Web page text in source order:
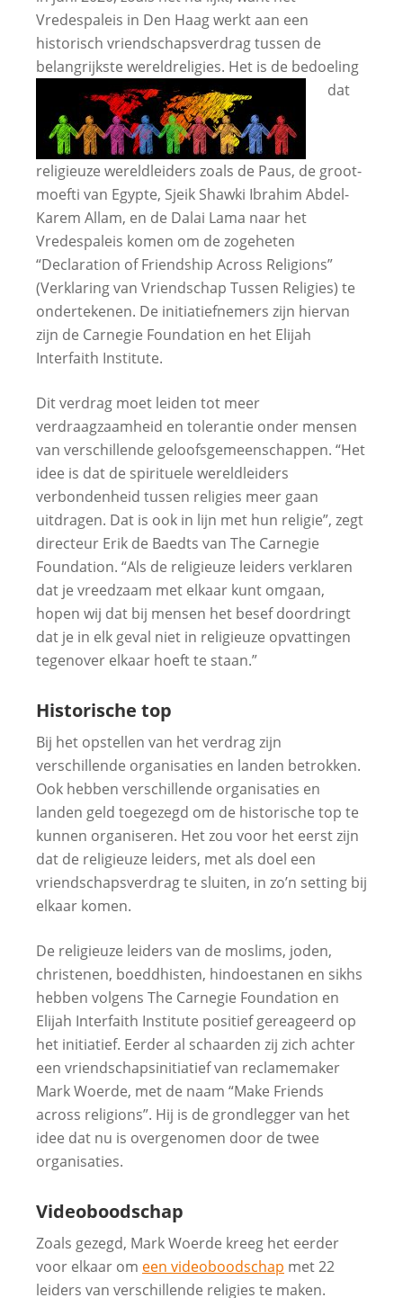
Vredespaleis in Den Haag werkt aan een
historisch vriendschapsverdrag tussen de
belangrijkste wereldreligies. Het is de bedoeling
dat
religieuze wereldleiders zoals de Paus, de groot-
moefti van Egypte, Sjeik Shawki Ibrahim Abdel-
Karem Allam, en de Dalai Lama naar het
Vredespaleis komen om de zogeheten
“Declaration of Friendship Across Religions”
(Verklaring van Vriendschap Tussen Religies) te
ondertekenen. De initiatiefnemers zijn hiervan
zijn de Carnegie Foundation en het Elijah
Interfaith Institute.
Dit verdrag moet leiden tot meer
verdraagzaamheid en tolerantie onder mensen
van verschillende geloofsgemeenschappen. “Het
idee is dat de spirituele wereldleiders
verbondenheid tussen religies meer gaan
uitdragen. Dat is ook in lijn met hun religie”, zegt
directeur Erik de Baedts van The Carnegie
Foundation. “Als de religieuze leiders verklaren
dat je vreedzaam met elkaar kunt omgaan,
hopen wij dat bij mensen het besef doordringt
dat je in elk geval niet in religieuze opvattingen
tegenover elkaar hoeft te staan.”
Historische top
Bij het opstellen van het verdrag zijn
verschillende organisaties en landen betrokken.
Ook hebben verschillende organisaties en
landen geld toegezegd om de historische top te
kunnen organiseren. Het zou voor het eerst zijn
dat de religieuze leiders, met als doel een
vriendschapsverdrag te sluiten, in zo’n setting bij
elkaar komen.
De religieuze leiders van de moslims, joden,
christenen, boeddhisten, hindoestanen en sikhs
hebben volgens The Carnegie Foundation en
Elijah Interfaith Institute positief gereageerd op
het initiatief. Eerder al schaarden zij zich achter
een vriendschapsinitiatief van reclamemaker
Mark Woerde, met de naam “Make Friends
across religions”. Hij is de grondlegger van het
idee dat nu is overgenomen door de twee
organisaties.
Videoboodschap
Zoals gezegd, Mark Woerde kreeg het eerder
voor elkaar om een videoboodschap met 22
leiders van verschillende religies te maken.